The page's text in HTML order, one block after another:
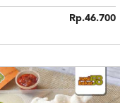
Rp.46.700